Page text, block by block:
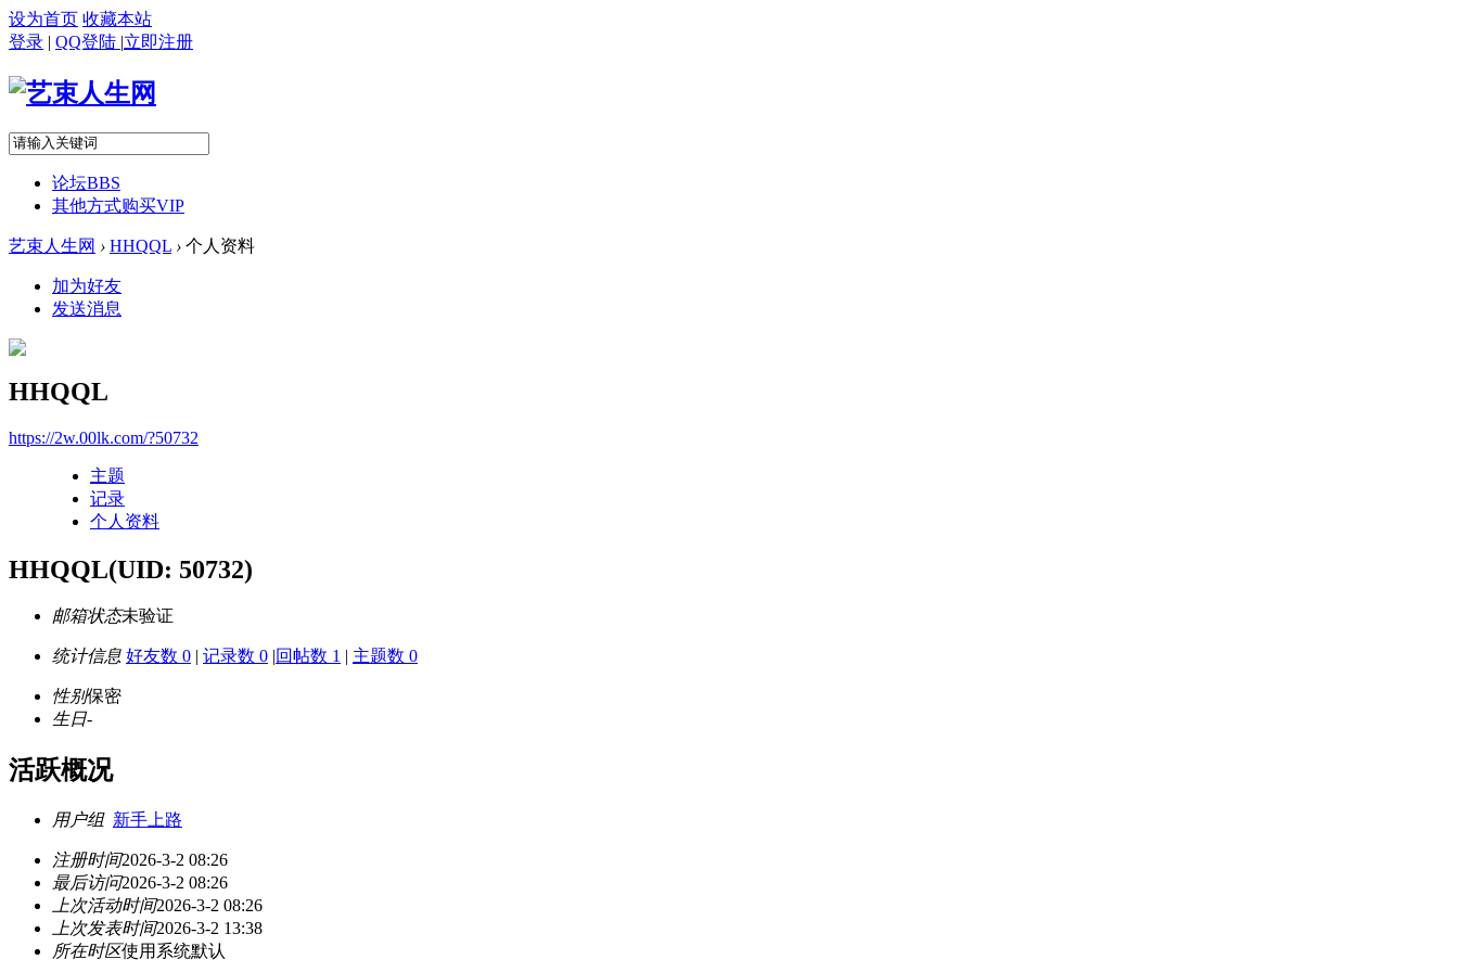
设为首页 收藏本站
登录 | QQ登陆 |立即注册
论坛BBS
其他方式购买VIP
艺束人生网 › HHQQL › 个人资料
加为好友
发送消息
HHQQL
https://2w.00lk.com/?50732
主题
记录
个人资料
HHQQL(UID: 50732)
邮箱状态未验证
统计信息 好友数 0 | 记录数 0 |回帖数 1 | 主题数 0
性别保密
生日-
活跃概况
用户组 新手上路
注册时间2026-3-2 08:26
最后访问2026-3-2 08:26
上次活动时间2026-3-2 08:26
上次发表时间2026-3-2 13:38
所在时区使用系统默认